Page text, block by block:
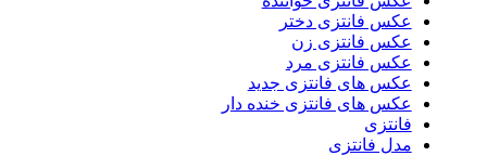
عکس فانتزی دختر
عکس فانتزی زن
عکس فانتزی مرد
عکس های فانتزی جدید
عکس های فانتزی خنده دار
فانتزی
مدل فانتزی